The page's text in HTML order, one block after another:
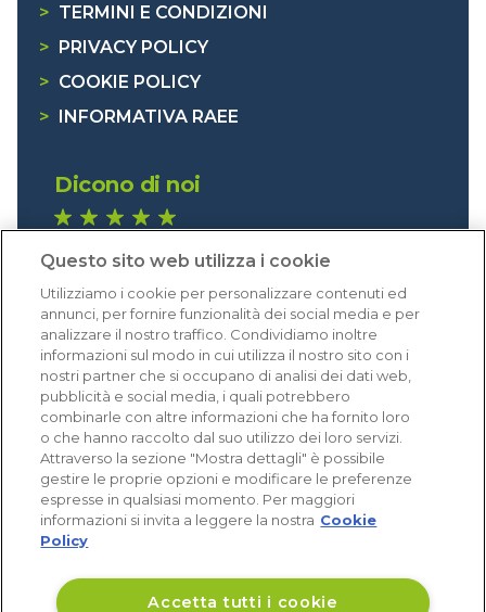
> TERMINI E CONDIZIONI
>
PRIVACY POLICY
> COOKIE POLICY
>
INFORMATIVA RAEE
Dicono di noi
Eccellente (4,8)
Acquisti verificati
Questo sito web utilizza i cookie
Utilizziamo i cookie per personalizzare contenuti ed
annunci, per fornire funzionalità dei social media e per
analizzare il nostro traffico. Condividiamo inoltre
informazioni sul modo in cui utilizza il nostro sito con i
nostri partner che si occupano di analisi dei dati web,
pubblicità e social media, i quali potrebbero
combinarle con altre informazioni che ha fornito loro
o che hanno raccolto dal suo utilizzo dei loro servizi.
Attraverso la sezione "Mostra dettagli" è possibile
gestire le proprie opzioni e modificare le preferenze
espresse in qualsiasi momento. Per maggiori
informazioni si invita a leggere la nostra Cookie
Policy
Accetta tutti i cookie